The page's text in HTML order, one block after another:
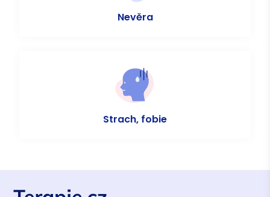
Nevěra
Strach, fobie